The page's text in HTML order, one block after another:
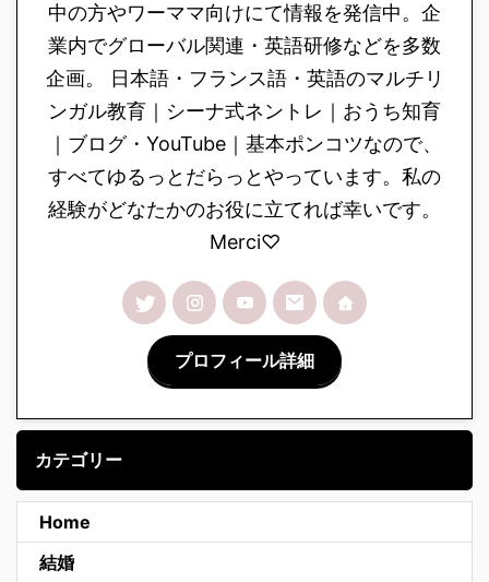
中の方やワーママ向けにて情報を発信中。企
業内でグローバル関連・英語研修などを多数
企画。 日本語・フランス語・英語のマルチリ
ンガル教育｜シーナ式ネントレ｜おうち知育
｜ブログ・YouTube｜基本ポンコツなので、
すべてゆるっとだらっとやっています。私の
経験がどなたかのお役に立てれば幸いです。
Merci♡
プロフィール詳細
カテゴリー
Home
結婚